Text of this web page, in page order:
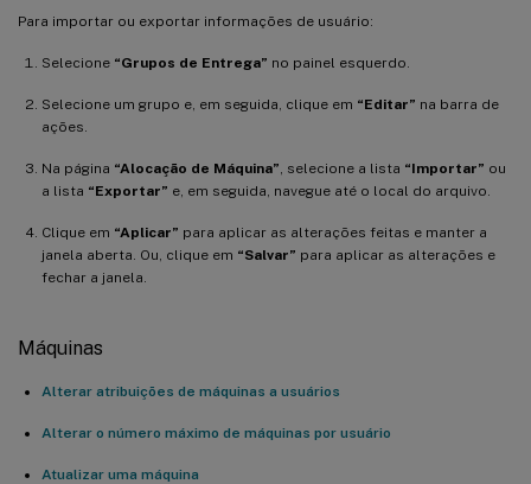
Para importar ou exportar informações de usuário:
Selecione “Grupos de Entrega” no painel esquerdo.
Selecione um grupo e, em seguida, clique em “Editar” na barra de
ações.
Na página “Alocação de Máquina” , selecione a lista “Importar” ou
a lista “Exportar” e, em seguida, navegue até o local do arquivo.
Clique em “Aplicar” para aplicar as alterações feitas e manter a
janela aberta. Ou, clique em “Salvar” para aplicar as alterações e
fechar a janela.
Máquinas
Alterar atribuições de máquinas a usuários
Alterar o número máximo de máquinas por usuário
Atualizar uma máquina